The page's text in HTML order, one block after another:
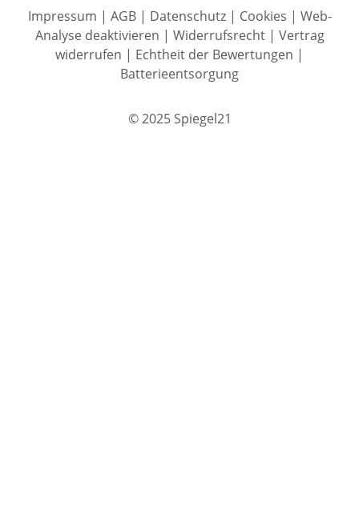
Impressum | AGB| Datenschutz| Cookies | Web-
Analyse deaktivieren | Widerrufsrecht| Vertrag
widerrufen | Echtheit der Bewertungen |
Batterieentsorgung
© 2025 Spiegel21